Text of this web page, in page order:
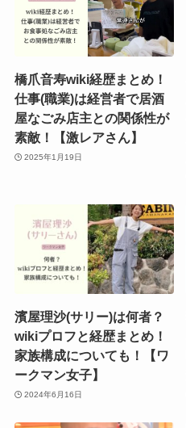
橋爪音寿wiki経歴まとめ！
仕事(職業)は経営者で居酒
屋なごみ店主との関係性が
素敵！【激レアさん】
2025年1月19日
濱屋理沙(サリー)は何者？
wikiプロフと経歴まとめ！
家族構成についても！【ワ
ークマン女子】
2024年6月16日